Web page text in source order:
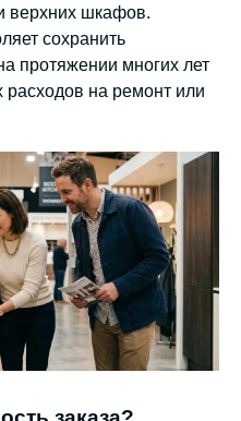
верхних шкафов.
сохранить
протяжении многих лет
расходов на ремонт или